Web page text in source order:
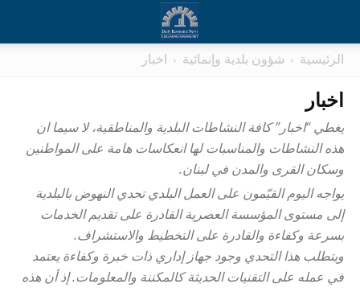
الرئيسية شؤون بلدية وإنمائية اخبار
اخبار
يغطي “اخبار” كافة النشاطات البلدية والمناطقية، لا سيما ان
هذه النشاطات والمناسبات لها انعكاسات هامة على المواطنين
وسكان القرى والمدن في لبنان.
يواجه اليوم القيّمون على العمل البلدي تحدي النهوض بالبلدية
إلى مستوى المؤسسة العصرية القادرة على تقديم الخدمات
بسرعة وكفاءة والقادرة على التخطيط والاستشراف.
ويتطلب هذا التحدي وجود جهاز إداري ذات خبرة وكفاءة يعتمد
في عمله على التقنيات الحديثة كالمكننة والمعلومات. إذ أن هذه